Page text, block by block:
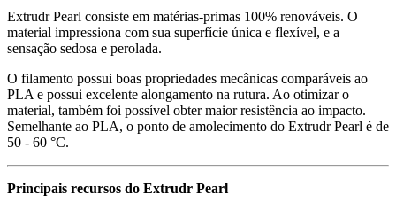
Extrudr Pearl consiste em matérias-primas 100% renováveis. O
material impressiona com sua superfície única e flexível, e a
sensação sedosa e perolada.
O filamento possui boas propriedades mecânicas comparáveis ao
PLA e possui excelente alongamento na rutura. Ao otimizar o
material, também foi possível obter maior resistência ao impacto.
Semelhante ao PLA, o ponto de amolecimento do Extrudr Pearl é de
50 - 60 °C.
Principais recursos do Extrudr Pearl